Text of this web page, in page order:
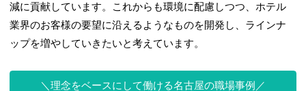
減に貢献しています。これからも環境に配慮しつつ、ホテル
業界のお客様の要望に沿えるようなものを開発し、ラインナ
ップを増やしていきたいと考えています。
理念をベースにして働ける名古屋の職場事例